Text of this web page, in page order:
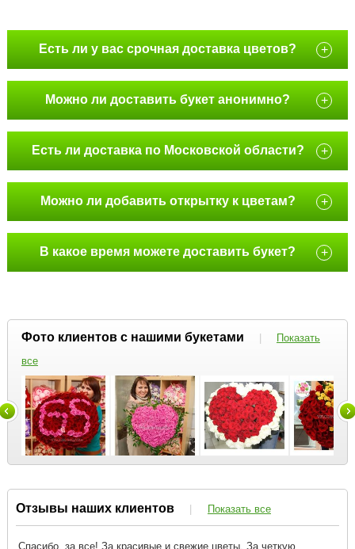
Есть ли у вас срочная доставка цветов? +
Можно ли доставить букет анонимно? +
Есть ли доставка по Московской области? +
Можно ли добавить открытку к цветам? +
В какое время можете доставить букет? +
Фото клиентов с нашими букетами |
Показать
все
Отзывы наших клиентов | Показать все
Спасибо, за все! За красивые и свежие цветы. За четкую